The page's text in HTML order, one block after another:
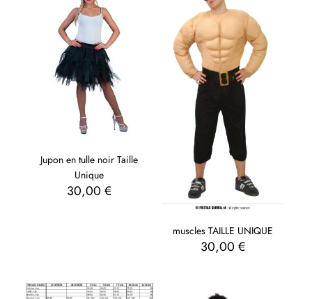
Jupon en tulle noir Taille
Unique
30,00€
muscles TAILLE UNIQUE
30,00 €